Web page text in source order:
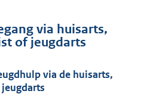
via huisarts,
of jeugdarts
via de huisarts,